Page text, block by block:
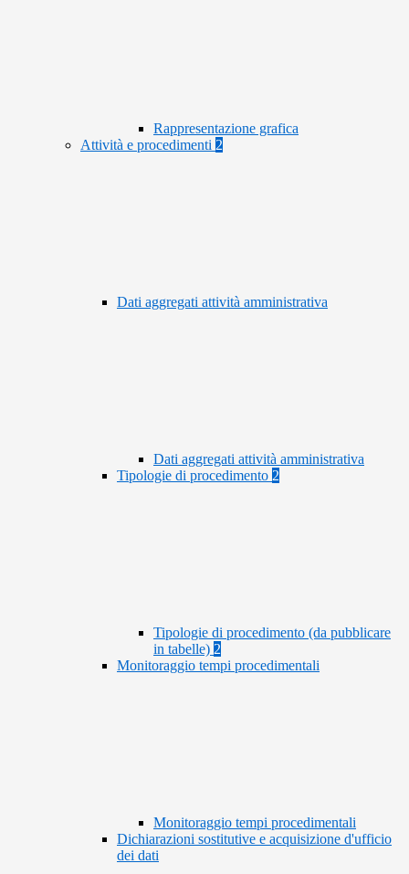
Rappresentazione grafica
Attività e procedimenti 2
Dati aggregati attività amministrativa
Dati aggregati attività amministrativa
Tipologie di procedimento 2
Tipologie di procedimento (da pubblicare
in tabelle) 2
Monitoraggio tempi procedimentali
Monitoraggio tempi procedimentali
Dichiarazioni sostitutive e acquisizione d'ufficio
dei dati